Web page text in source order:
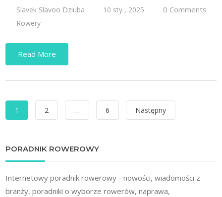
Slavek Slavoo Dziuba 10 sty , 2025 0 Comments
Rowery
Read More
Stronicowanie
wpisów
1 2 … 6 Następny
PORADNIK ROWEROWY
Internetowy poradnik rowerowy - nowości, wiadomości z
branży, poradniki o wyborze rowerów, naprawa,